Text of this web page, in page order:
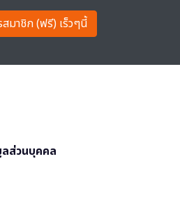
มาชิก (ฟรี) เร็วๆนี้
ส่วนบุคคล